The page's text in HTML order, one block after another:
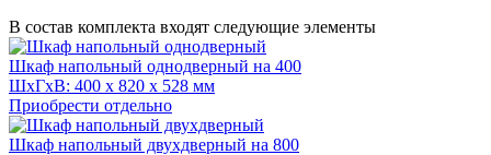
В состав комплекта входят следующие элементы
Шкаф напольный однодверный на 400
ШхГхВ: 400 x 820 x 528 мм
Приобрести отдельно
Шкаф напольный двухдверный на 800